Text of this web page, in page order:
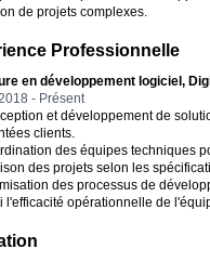
de projets complexes.
Professionnelle
en développement logiciel,
- Présent
et développement de
clients.
des équipes techniques
des projets selon les
des processus de
l'efficacité opérationnelle de